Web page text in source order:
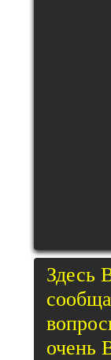
Здесь
очень